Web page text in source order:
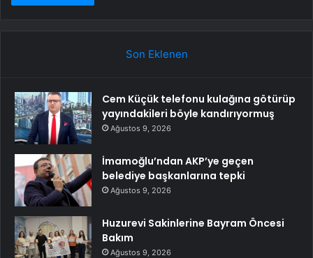
Son Eklenen
Cem Küçük telefonu kulağına götürüp
yayındakileri böyle kandırıyormuş
Ağustos 9, 2026
İmamoğlu’ndan AKP’ye geçen
belediye başkanlarına tepki
Ağustos 9, 2026
Huzurevi Sakinlerine Bayram Öncesi
Bakım
Ağustos 9, 2026